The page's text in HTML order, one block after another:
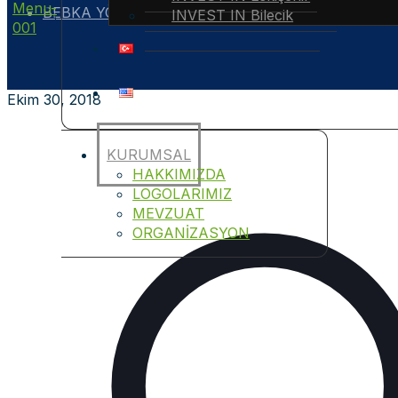
INVEST IN Bilecik
KURUMSAL
HAKKIMIZDA
LOGOLARIMIZ
MEVZUAT
ORGANİZASYON
BEBKA YÖNETİM KURULU BİLECİK’TE
Ekim 30, 2018